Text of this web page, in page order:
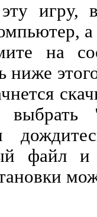
игру,
на
файл и